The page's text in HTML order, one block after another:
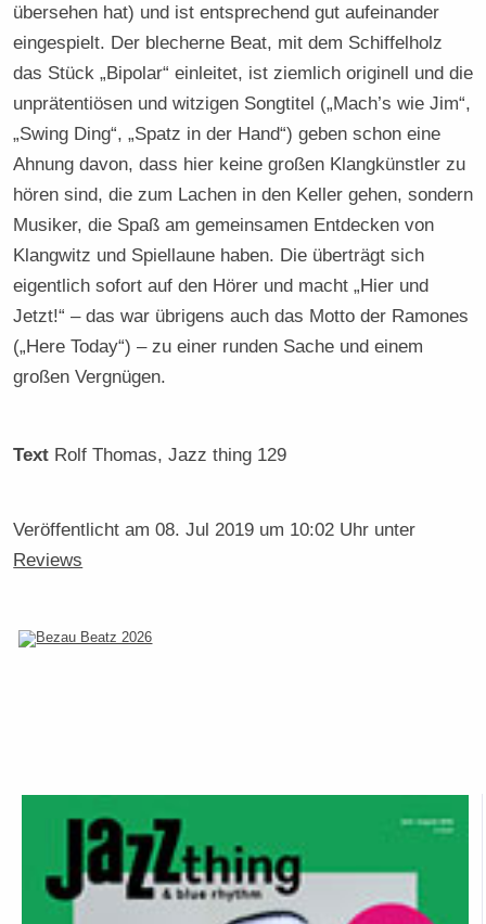
übersehen hat) und ist entsprechend gut aufeinander
eingespielt. Der blecherne Beat, mit dem Schiffelholz
das Stück „Bipolar“ einleitet, ist ziemlich originell und die
unprätentiösen und witzigen Songtitel („Mach’s wie Jim“,
„Swing Ding“, „Spatz in der Hand“) geben schon eine
Ahnung davon, dass hier keine großen Klangkünstler zu
hören sind, die zum Lachen in den Keller gehen, sondern
Musiker, die Spaß am gemeinsamen Entdecken von
Klangwitz und Spiellaune haben. Die überträgt sich
eigentlich sofort auf den Hörer und macht „Hier und
Jetzt!“ – das war übrigens auch das Motto der Ramones
(„Here Today“) – zu einer runden Sache und einem
großen Vergnügen.
Text Rolf Thomas, Jazz thing 129
Veröffentlicht am08. Jul 2019 um 10:02 Uhr unter
Reviews